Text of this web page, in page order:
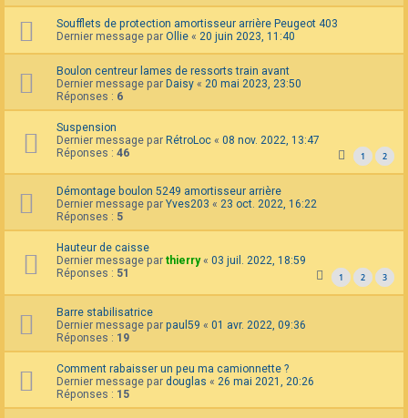
Soufflets de protection amortisseur arrière Peugeot 403
Dernier message par Ollie « 20 juin 2023, 11:40
Boulon centreur lames de ressorts train avant
Dernier message par Daisy « 20 mai 2023, 23:50
Réponses : 6
Suspension
Dernier message par RétroLoc « 08 nov. 2022, 13:47
Réponses : 46 1 2
Démontage boulon 5249 amortisseur arrière
Dernier message par Yves203 « 23 oct. 2022, 16:22
Réponses : 5
Hauteur de caisse
Dernier message par thierry« 03 juil. 2022, 18:59
Réponses : 51 1 2 3
Barre stabilisatrice
Dernier message par paul59 « 01 avr. 2022, 09:36
Réponses : 19
Comment rabaisser un peu ma camionnette ?
Dernier message par douglas « 26 mai 2021, 20:26
Réponses : 15